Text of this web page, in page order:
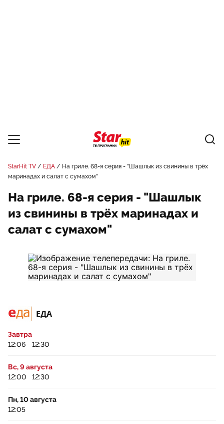
StarHit TV ЕДА
На гриле. 68-я серия - "Шашлык из свинины в трёх
маринадах и салат с сумахом"
На гриле. 68-я серия - "Шашлык
из свинины в трёх маринадах и
салат с сумахом"
ЕДА
Завтра
12:06
12:30
Вс, 9 августа
12:00
12:30
Пн, 10 августа
12:05